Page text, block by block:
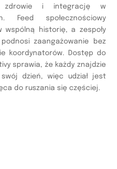
zdrowie i integrację w
Feed społecznościowy
wspólną historię, a zespoły
zaangażowanie bez
koordynatorów. Dostęp do
sprawia, że każdy znajdzie
dzień, więc udział jest
do ruszania się częściej.